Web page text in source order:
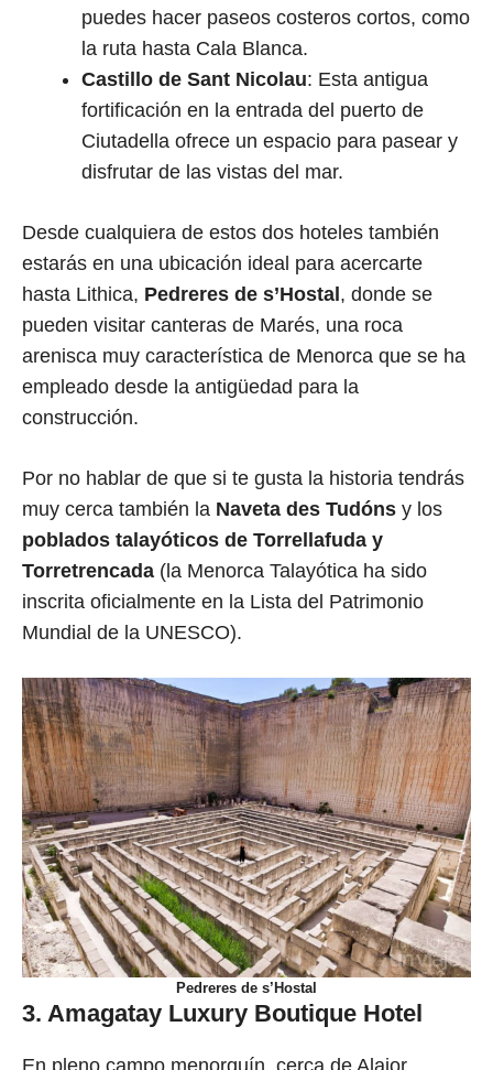
puedes hacer paseos costeros cortos, como
la ruta hasta Cala Blanca.
Castillo de Sant Nicolau: Esta antigua
fortificación en la entrada del puerto de
Ciutadella ofrece un espacio para pasear y
disfrutar de las vistas del mar.
Desde cualquiera de estos dos hoteles también
estarás en una ubicación ideal para acercarte
hasta Lithica, Pedreres de s’Hostal , donde se
pueden visitar canteras de Marés, una roca
arenisca muy característica de Menorca que se ha
empleado desde la antigüedad para la
construcción.
Por no hablar de que si te gusta la historia tendrás
muy cerca también la Naveta des Tudóns y los
poblados talayóticos de Torrellafuda y
Torretrencada (la Menorca Talayótica ha sido
inscrita oficialmente en la Lista del Patrimonio
Mundial de la UNESCO).
Pedreres de s’Hostal
3. Amagatay Luxury Boutique Hotel